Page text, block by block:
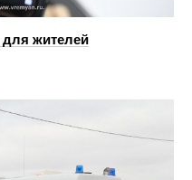
жителей